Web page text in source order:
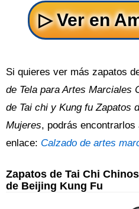
Si quieres ver más zapatos
de Tela para Artes Marciales
de Tai chi y Kung fu Zapatos
Mujeres, podrás
enlace: Calzado de artes
Zapatos de Tai Chi
de Beijing Kung Fu